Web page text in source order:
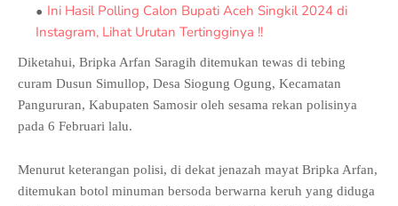
Ini Hasil Polling Calon Bupati Aceh Singkil 2024 di
Instagram, Lihat Urutan Tertingginya !!
Diketahui, Bripka Arfan Saragih ditemukan tewas di tebing
curam Dusun Simullop, Desa Siogung Ogung, Kecamatan
Pangururan, Kabupaten Samosir oleh sesama rekan polisinya
pada 6 Februari lalu.
Menurut keterangan polisi, di dekat jenazah mayat Bripka Arfan,
ditemukan botol minuman bersoda berwarna keruh yang diduga